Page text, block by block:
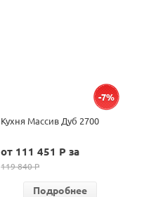
-7%
Кухня Массив Дуб 2700
от 111 451 P за
119 840 P
Подробнее